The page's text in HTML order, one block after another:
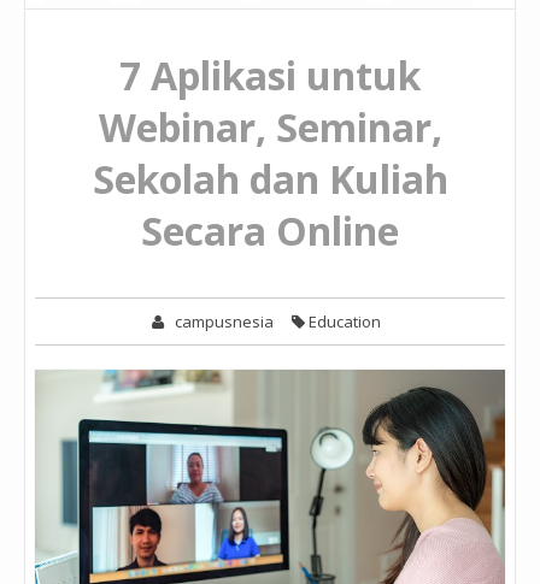
7 Aplikasi untuk
Webinar, Seminar,
Sekolah dan Kuliah
Secara Online
campusnesia Education